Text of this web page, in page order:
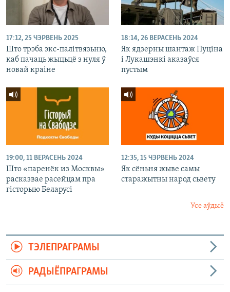
17:12, 25 ЧЭРВЕНЬ 2025
Што трэба экс-палітвязьню,
каб пачаць жыцьцё з нуля ў
новай краіне
18:14, 26 ВЕРАСЕНЬ 2024
Як ядзерны шантаж Пуціна
і Лукашэнкі аказаўся
пустым
19:00, 11 ВЕРАСЕНЬ 2024
Што «паренёк из Москвы»
расказвае расейцам пра
гісторыю Беларусі
12:35, 15 ЧЭРВЕНЬ 2024
Як сёньня жыве самы
старажытны народ сьвету
Усе аўдыё
ТЭЛЕПРАГРАМЫ
РАДЫЁПРАГРАМЫ